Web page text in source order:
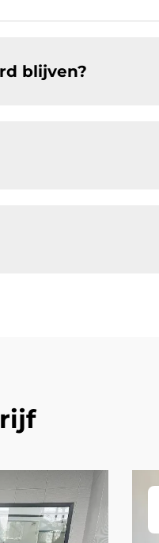
blijven?